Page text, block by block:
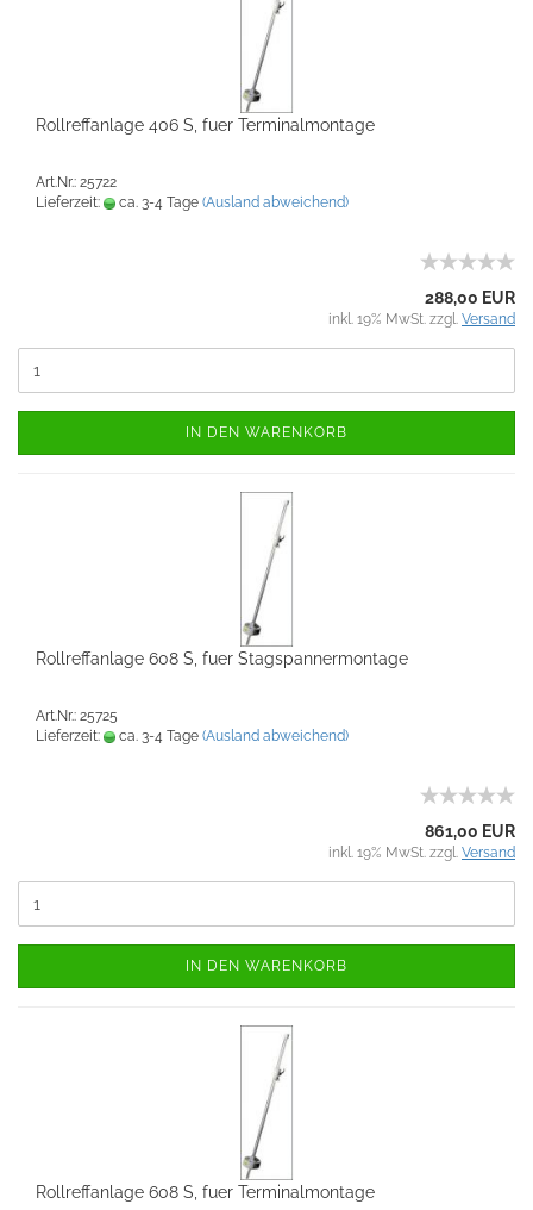
Rollreffanlage 406 S, fuer Terminalmontage
Art.Nr.: 25722
Lieferzeit:
ca. 3-4 Tage (Ausland abweichend)
288,00 EUR
inkl. 19% MwSt. zzgl. Versand
IN DEN WARENKORB
Rollreffanlage 608 S, fuer Stagspannermontage
Art.Nr.: 25725
Lieferzeit:
ca. 3-4 Tage (Ausland abweichend)
861,00 EUR
inkl. 19% MwSt. zzgl. Versand
IN DEN WARENKORB
Rollreffanlage 608 S, fuer Terminalmontage